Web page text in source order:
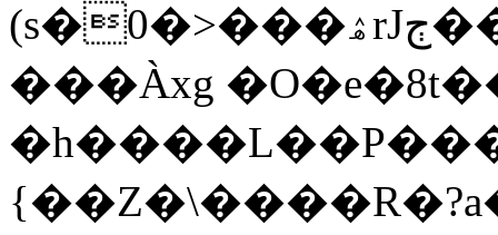
(s�0�>���ۿrЈڄ����F�Jf��G���F�޳L�<��]��5�L�y2�^�ۛ{�mgu��"V��v��Źi;�a��j;�F�z��m6��SvJ��Cw��Q�`����T���r��N>����O%�Pg�؟
���Àxg